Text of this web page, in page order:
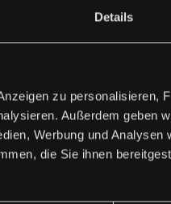
Details
zu personalisieren,
Außerdem geben
Werbung und
die Sie ihnen
vom Website-
verwendet.
Benutzers auf der
der Besuche,
auf der Website und
wurden.
Verhalten der